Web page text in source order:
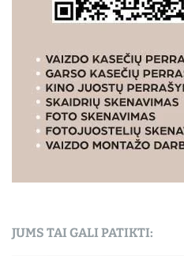
JUMS TAI GALI PATIKTI: